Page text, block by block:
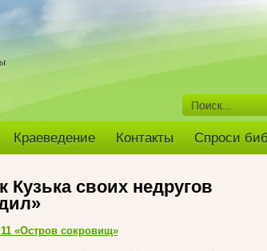
Краеведение Контакты Спроси
Кузька своих недругов
«Остров сокровищ»